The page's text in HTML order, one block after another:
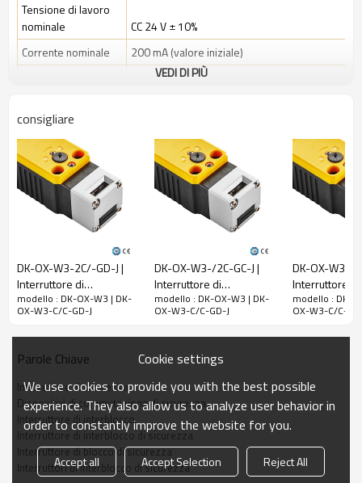
Tensione di lavoro
nominale
CC 24 V ± 10%
Corrente nominale
200 mA (valore iniziale)
4,8 W
isolamento nominale
(Ui)
300 V
Tensione nominale
di tenuta ad impulso
(Uimp)
2,5 kV
Corrente termica
Corrente di
cortocircuito limitata
nominale
1000A
Tensione di lavoro
nominale (Ue)
240 V
Corrente operativa
nominale (Ie)
3A 2,3 A
Parametri meccanici
VEDI DI PIÙ
consigliare
DK-OX-W3-2C/-GD-J |
Interruttore di
interblocco di sicurezza |
DADISICK
modello : DK-OX-W3 | DK-
OX-W3-C/C-GD-J
DK-OX-W3-/2C-GC-J |
Interruttore di
interblocco | DADISICK
modello : DK-OX-W3 | DK-
OX-W3-C/C-GD-J
DK-OX-W3-
Interruttore
per porta |
modello : DK-
OX-W3-C/C-
Parole Chiave
Interruttore di sicurezza
Dispositivi di commutazione di sicurezza
Interruttore di interblocco
Interruttore di interblocco di sicurezza
Interruttore di blocco di sicurezza
Interruttori di interblocco di sicurezza
Cookie settings
We use cookies to provide you with the best possible
experience. They also allow us to analyze user behavior in
order to constantly improve the website for you.
Accept all Accept Selection Reject All